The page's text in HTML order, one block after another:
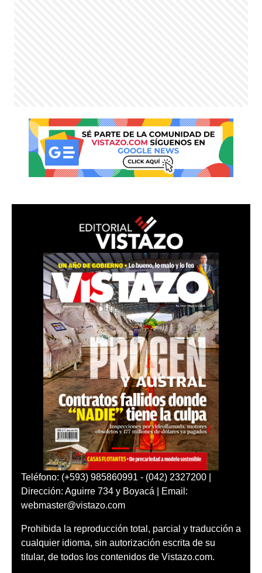
Teléfono: (+593) 985860991 - (042) 2327200 |
Dirección: Aguirre 734 y Boyacá | Email:
webmaster@vistazo.com
Prohibida la reproducción total, parcial y traducción a
cualquier idioma, sin autorización escrita de su
titular, de todos los contenidos de Vistazo.com.